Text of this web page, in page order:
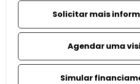
Solicitar mais
Agendar uma
Simular